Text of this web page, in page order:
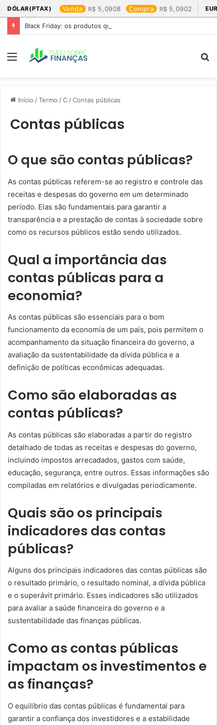
DÓLAR(PTAX) Venda 5,0908 Compra 5,0902
Black Friday: os produtos que mais valem a pena
Menu
Início /Termo /C /Contas públicas
Contas públicas
O que são contas públicas?
As contas públicas referem-se ao registro e controle das
receitas e despesas do governo em um determinado
período. Elas são fundamentais para garantir a
transparência e a prestação de contas à sociedade sobre
como os recursos públicos estão sendo utilizados.
Qual a importância das
contas públicas para a
economia?
As contas públicas são essenciais para o bom
funcionamento da economia de um país, pois permitem o
acompanhamento da situação financeira do governo, a
avaliação da sustentabilidade da dívida pública e a
definição de políticas econômicas adequadas.
Como são elaboradas as
contas públicas?
As contas públicas são elaboradas a partir do registro
detalhado de todas as receitas e despesas do governo,
incluindo impostos arrecadados, gastos com saúde,
educação, segurança, entre outros. Essas informações são
compiladas em relatórios e divulgadas periodicamente.
Quais são os principais
indicadores das contas
públicas?
Alguns dos principais indicadores das contas públicas são
o resultado primário, o resultado nominal, a dívida pública
e o superávit primário. Esses indicadores são utilizados
para avaliar a saúde financeira do governo e a
sustentabilidade das finanças públicas.
Como as contas públicas
impactam os investimentos e
as finanças?
O equilíbrio das contas públicas é fundamental para
garantir a confiança dos investidores e a estabilidade